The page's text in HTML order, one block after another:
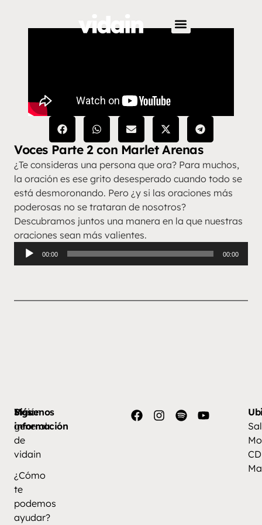
Voces Parte 2 con Marlet Arenas
¿Te consideras una persona que ora? Para muchos,
la oración es ese grito desesperado cuando todo se
está desmoronando. Pero ¿y si las oraciones más
poderosas no se trataran de nosotros?
Descubramos juntos una manera en la que nuestras
oraciones sean más valientes.
Reproductor
de
00:00 00:00
Más
información
Visión
general
de
vidain
¿Cómo
te
podemos
ayudar?
Síguenos